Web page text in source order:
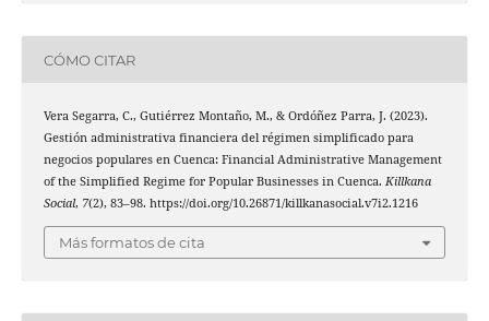
CÓMO CITAR
Vera Segarra, C., Gutiérrez Montaño, M., & Ordóñez Parra, J. (2023).
Gestión administrativa financiera del régimen simplificado para
negocios populares en Cuenca: Financial Administrative Management
of the Simplified Regime for Popular Businesses in Cuenca. Killkana
Social, 7(2), 83–98. https://doi.org/10.26871/killkanasocial.v7i2.1216
Más formatos de cita